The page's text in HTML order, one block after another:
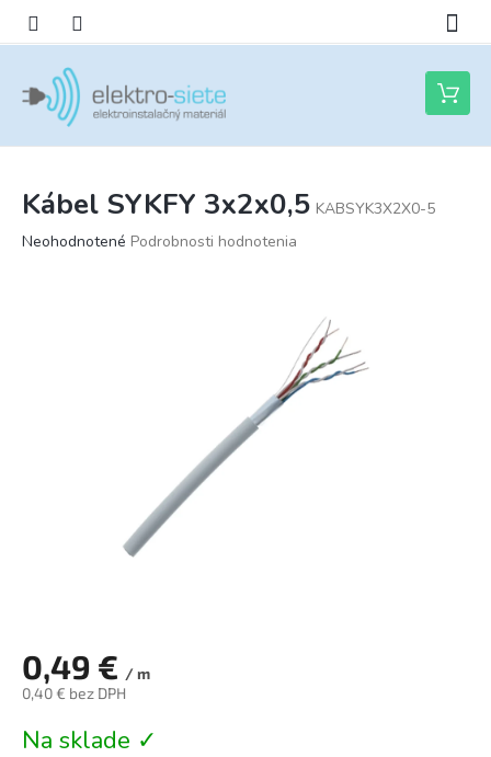
obsah
Nákupný
košík
Kábel SYKFY 3x2x0,5 KABSYK3X2X0-5
Priemerné
Neohodnotené Podrobnosti hodnotenia
0,49 € / m
0,40 € bez DPH
cena:
Na sklade ✓